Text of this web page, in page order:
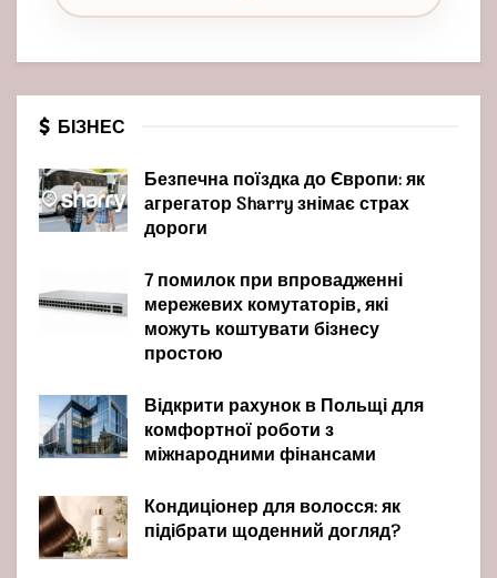
БІЗНЕС
Безпечна поїздка до Європи: як
агрегатор Sharry знімає страх
дороги
7 помилок при впровадженні
мережевих комутаторів, які
можуть коштувати бізнесу
простою
Відкрити рахунок в Польщі для
комфортної роботи з
міжнародними фінансами
Кондиціонер для волосся: як
підібрати щоденний догляд?